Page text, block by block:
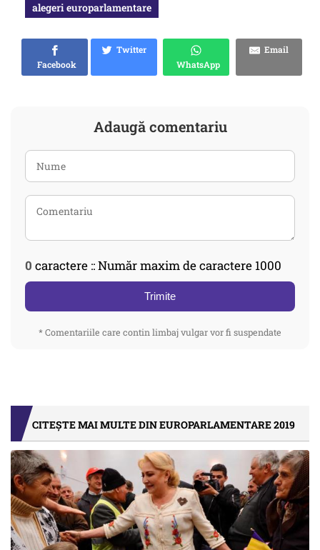
alegeri europarlamentare
Facebook
Twitter
WhatsApp
Email
Adaugă comentariu
0 caractere :: Număr maxim de caractere 1000
Trimite
* Comentariile care contin limbaj vulgar vor fi suspendate
CITEȘTE MAI MULTE DIN EUROPARLAMENTARE 2019